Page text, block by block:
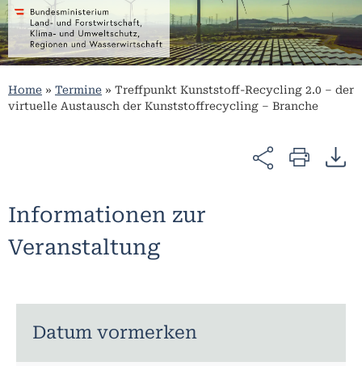
Home » Termine » Treffpunkt Kunststoff-Recycling 2.0 – der
virtuelle Austausch der Kunststoffrecycling – Branche
Informationen zur
Veranstaltung
Datum vormerken